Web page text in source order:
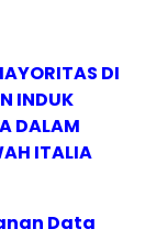
DI
INDUK
DALAM
ITALIA
Data